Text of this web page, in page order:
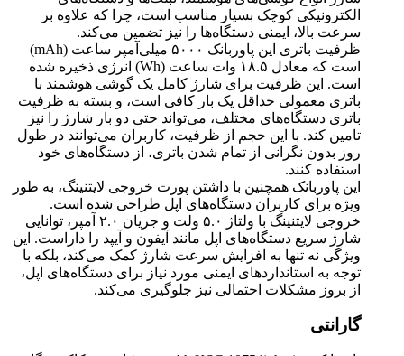
الکترونیکی کوچک بسیار مناسب است، چرا که علاوه بر
سرعت بالا، ایمنی دستگاه‌ها را نیز تضمین می‌کند.
ظرفیت باتری این پاوربانک ۵۰۰۰ میلی‌آمپر ساعت (mAh)
است که معادل ۱۸.۵ وات ساعت (Wh) انرژی ذخیره شده
است. این ظرفیت برای شارژ کامل یک گوشی هوشمند با
باتری معمولی حداقل یک بار کافی است، و بسته به ظرفیت
باتری دستگاه‌های مختلف، می‌تواند حتی دو بار شارژ را نیز
تامین کند. با این حجم از ظرفیت، کاربران می‌توانند در طول
روز بدون نگرانی از تمام شدن باتری، از دستگاه‌های خود
استفاده کنند.
این پاوربانک همچنین با داشتن پورت خروجی لایتنینگ، به طور
ویژه برای کاربران دستگاه‌های اپل طراحی شده است.
خروجی لایتنینگ با ولتاژ ۵.۰ ولت و جریان ۲.۰ آمپر، توانایی
شارژ سریع دستگاه‌های اپل مانند آیفون و آیپد را داراست. این
ویژگی نه تنها به افزایش سرعت شارژ کمک می‌کند، بلکه با
توجه به استانداردهای ایمنی مورد نیاز برای دستگاه‌های اپل،
از بروز مشکلات احتمالی نیز جلوگیری می‌کند.
گارانتی